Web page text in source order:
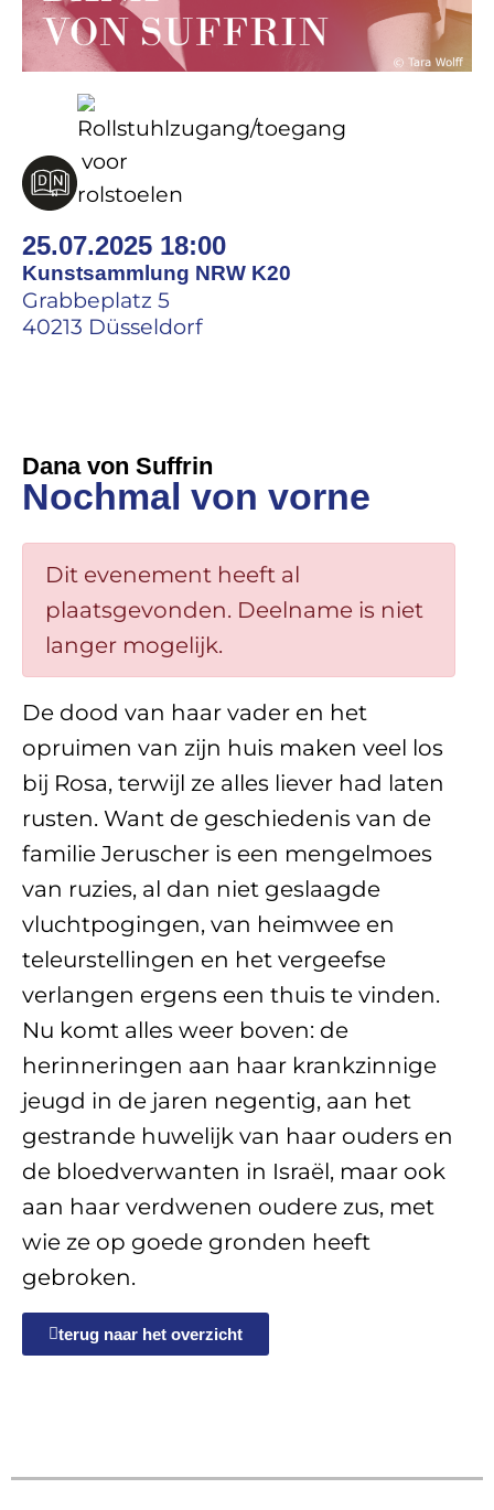
25.07.2025 18:00
Kunstsammlung NRW K20
Grabbeplatz 5
40213 Düsseldorf
Dana von Suffrin
Nochmal von vorne
Dit evenement heeft al
plaatsgevonden. Deelname is niet
langer mogelijk.
De dood van haar vader en het
opruimen van zijn huis maken veel los
bij Rosa, terwijl ze alles liever had laten
rusten. Want de geschiedenis van de
familie Jeruscher is een mengelmoes
van ruzies, al dan niet geslaagde
vluchtpogingen, van heimwee en
teleurstellingen en het vergeefse
verlangen ergens een thuis te vinden.
Nu komt alles weer boven: de
herinneringen aan haar krankzinnige
jeugd in de jaren negentig, aan het
gestrande huwelijk van haar ouders en
de bloedverwanten in Israël, maar ook
aan haar verdwenen oudere zus, met
wie ze op goede gronden heeft
gebroken.
terug naar het overzicht